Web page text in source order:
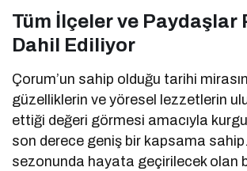
Tüm İlçeler ve Paydaşlar
Dahil Ediliyor
Çorum’un sahip olduğu tarihi
güzelliklerin ve yöresel lezzetlerin
ettiği değeri görmesi amacıyla
son derece geniş bir kapsama
sezonunda hayata geçirilecek olan